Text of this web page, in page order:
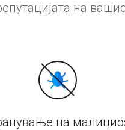
на
на